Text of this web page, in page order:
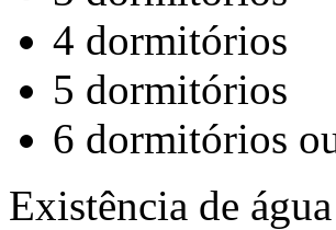
4 dormitórios
5 dormitórios
6 dormitórios
Existência de